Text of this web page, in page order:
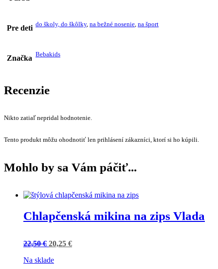
Pre deti do školy, do škôlky, na bežné nosenie, na šport
Značka Bebakids
Recenzie
Nikto zatiaľ nepridal hodnotenie.
Tento produkt môžu ohodnotiť len prihlásení zákazníci, ktorí si ho kúpili.
Mohlo by sa Vám páčiť...
Chlapčenská mikina na zips Vlada
22,50€ 20,25 €
Na sklade